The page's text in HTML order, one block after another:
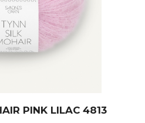
PINK LILAC 4813